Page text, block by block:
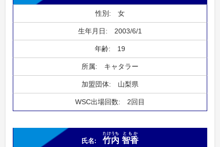
女
2003/6/1
19
キャタラー
山梨県
2回目
竹内
たけうち
智香
ともか